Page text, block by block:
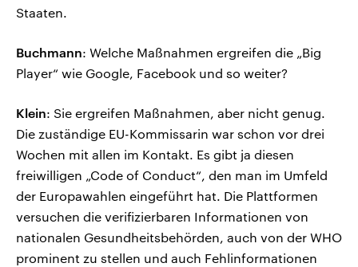
Staaten.
Buchmann: Welche Maßnahmen ergreifen die „Big
Player“ wie Google, Facebook und so weiter?
Klein: Sie ergreifen Maßnahmen, aber nicht genug.
Die zuständige EU-Kommissarin war schon vor drei
Wochen mit allen im Kontakt. Es gibt ja diesen
freiwilligen „Code of Conduct“, den man im Umfeld
der Europawahlen eingeführt hat. Die Plattformen
versuchen die verifizierbaren Informationen von
nationalen Gesundheitsbehörden, auch von der WHO
prominent zu stellen und auch Fehlinformationen